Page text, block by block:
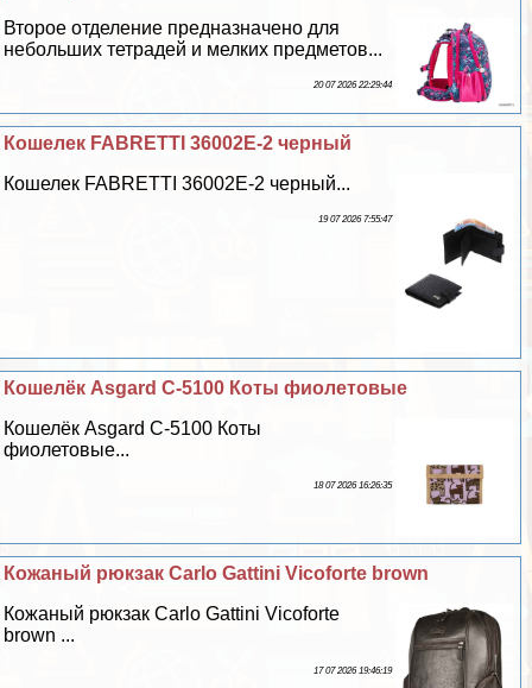
Второе отделение предназначено для
небольших тетрадей и мелких предметов...
20 07 2026 22:29:44
Кошелек FABRETTI 36002Е-2 черный
Кошелек FABRETTI 36002Е-2 черный...
19 07 2026 7:55:47
Кошелёк Asgard С-5100 Коты фиолетовые
Кошелёк Asgard С-5100 Коты
фиолетовые...
18 07 2026 16:26:35
Кожаный рюкзак Carlo Gattini Vicoforte brown
Кожаный рюкзак Carlo Gattini Vicoforte
brown ...
17 07 2026 19:46:19